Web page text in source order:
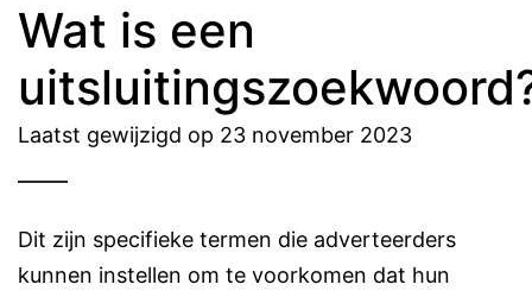
Wat is een
Laatst gewijzigd op 23 november 2023
Dit zijn specifieke termen die adverteerders
kunnen instellen om te voorkomen dat hun